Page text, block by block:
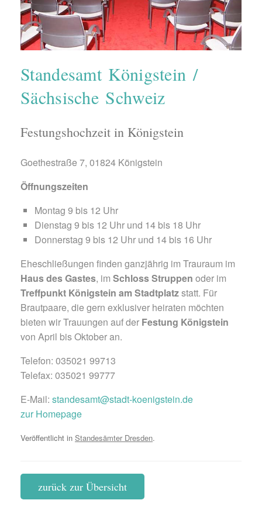
Standesamt Königstein /
Sächsische Schweiz
Festungshochzeit in Königstein
Goethestraße 7, 01824 Königstein
Öffnungszeiten
Montag 9 bis 12 Uhr
Dienstag 9 bis 12 Uhr und 14 bis 18 Uhr
Donnerstag 9 bis 12 Uhr und 14 bis 16 Uhr
Eheschließungen finden ganzjährig im Trauraum im
Haus des Gastes, im Schloss Struppen oder im
Treffpunkt Königstein am Stadtplatzstatt. Für
Brautpaare, die gern exklusiver heiraten möchten
bieten wir Trauungen auf der Festung Königstein
von April bis Oktober an.
Telefon: 035021 99713
Telefax: 035021 99777
E-Mail: standesamt@stadt-koenigstein.de
zur Homepage
Veröffentlicht in Standesämter Dresden.
zurück zur Übersicht